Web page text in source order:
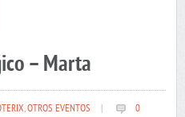
– Marta
,OTROS EVENTOS 0